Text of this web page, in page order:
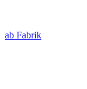
ab Fabrik